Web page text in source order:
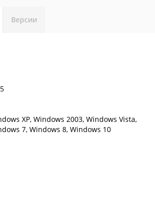
Версии
XP, Windows 2003, Windows Vista,
7, Windows 8, Windows 10